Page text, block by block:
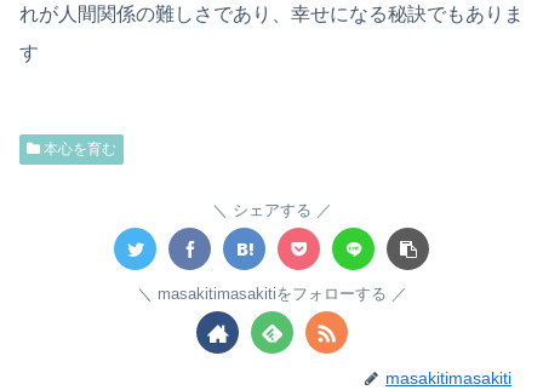
れが人間関係の難しさであり、幸せになる秘訣でもありま
す
本心を育む
シェアする
masakitimasakitiをフォローする
masakitimasakiti